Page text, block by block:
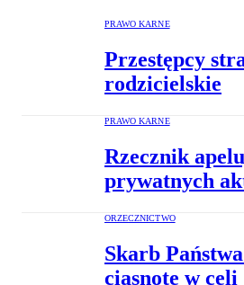
PRAWO KARNE
Przestępcy
rodzicielskie
PRAWO KARNE
Rzecznik
prywatnych
ORZECZNICTWO
Skarb
ciasnotę w celi